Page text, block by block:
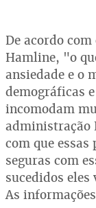
De acordo
Hamline, "o
ansiedade e o
demográficas
incomodam
administração
com que
seguras com
sucedidos eles
As